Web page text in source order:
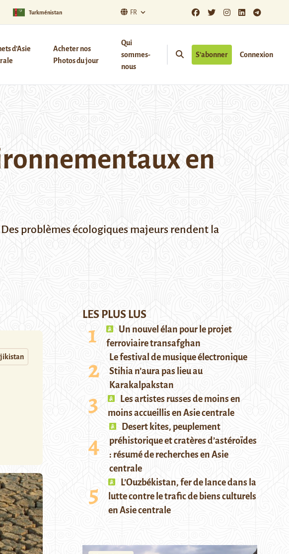
Turkménistan FR
d’Asie
Acheter nos
Photos du jour
Qui
sommes-
nous
S’abonner Connexion
en
problèmes écologiques majeurs rendent la
LES PLUS LUS
Un nouvel élan pour le projet
ferroviaire transafghan
Le festival de musique électronique
Stihia n’aura pas lieu au
Karakalpakstan
Les artistes russes de moins en
moins accueillis en Asie centrale
Desert kites, peuplement
préhistorique et cratères d’astéroïdes
: résumé de recherches en Asie
centrale
L’Ouzbékistan, fer de lance dans la
lutte contre le trafic de biens culturels
en Asie centrale